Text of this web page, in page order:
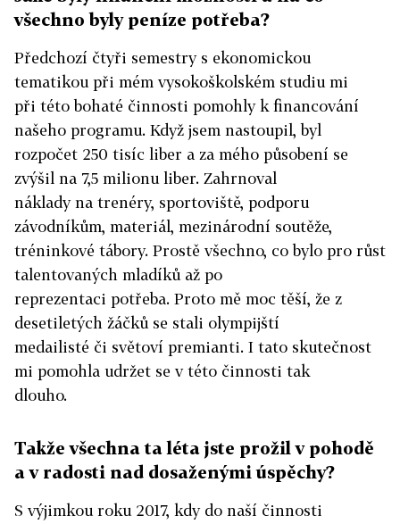
všechno byly peníze potřeba?
Předchozí čtyři semestry s ekonomickou
tematikou při mém vysokoškolském studiu mi
při této bohaté činnosti pomohly k financování
našeho programu. Když jsem nastoupil, byl
rozpočet 250 tisíc liber a za mého působení se
zvýšil na 7,5 milionu liber. Zahrnoval
náklady na trenéry, sportoviště, podporu
závodníkům, materiál, mezinárodní soutěže,
tréninkové tábory. Prostě všechno, co bylo pro růst
talentovaných mladíků až po
reprezentaci potřeba. Proto mě moc těší, že z
desetiletých žáčků se stali olympijští
medailisté či světoví premianti. I tato skutečnost
mi pomohla udržet se v této činnosti tak
dlouho.
Takže všechna ta léta jste prožil v pohodě
a v radosti nad dosaženými úspěchy?
S výjimkou roku 2017, kdy do naší činnosti